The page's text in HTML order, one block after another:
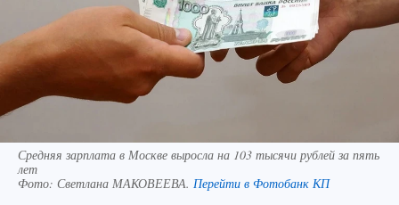
Средняя зарплата в Москве выросла на 103 тысячи рублей за пять
лет
Фото: Светлана МАКОВЕЕВА. Перейти в Фотобанк КП